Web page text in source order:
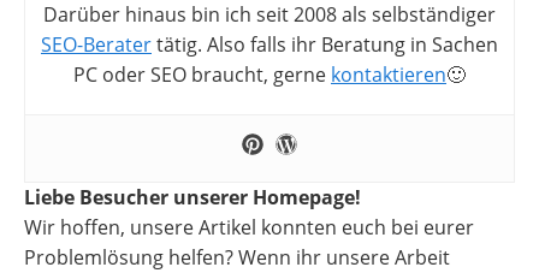
Darüber hinaus bin ich seit 2008 als selbständiger
SEO-Beratertätig. Also falls ihr Beratung in Sachen
PC oder SEO braucht, gerne kontaktieren🙂
Liebe Besucher unserer Homepage!
Wir hoffen, unsere Artikel konnten euch bei eurer
Problemlösung helfen? Wenn ihr unsere Arbeit